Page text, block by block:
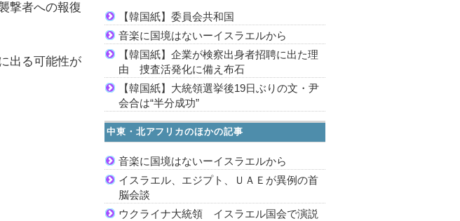
撃者への報復
出る可能性が
【韓国紙】委員会共和国
音楽に国境はないーイスラエルから
【韓国紙】企業が検察出身者招聘に出た理
由 捜査活発化に備え布石
【韓国紙】大統領選挙後19日ぶりの文・尹
会合は“半分成功”
中東・北アフリカのほかの記事
音楽に国境はないーイスラエルから
イスラエル、エジプト、ＵＡＥが異例の首
脳会談
ウクライナ大統領 イスラエル国会で演説